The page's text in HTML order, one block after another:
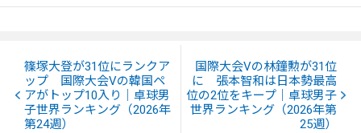
篠塚大登が31位にランクア
ップ 国際大会Vの韓国ペ
アがトップ10入り｜卓球男
子世界ランキング（2026年
第24週）
国際大会Vの林鐘勲が31位
に 張本智和は日本勢最高
位の2位をキープ｜卓球男子
世界ランキング（2026年第
25週）